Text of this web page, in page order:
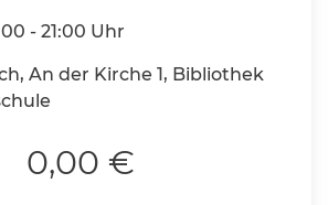
- 21:00 Uhr
An der Kirche 1, Bibliothek
0,00 €